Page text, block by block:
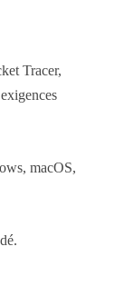
Tracer,
macOS,